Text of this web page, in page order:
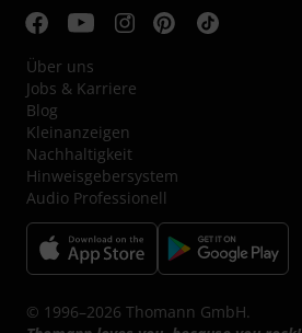
Über uns
Jobs & Karriere
Blog
Kleinanzeigen
Nachhaltigkeit
Hinweisgebersystem
Audio Professionell
© 1996–2026 Thomann GmbH.